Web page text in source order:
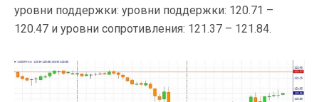
уровни поддержки: уровни поддержки: 120.71 –
120.47 и уровни сопротивления: 121.37 – 121.84.